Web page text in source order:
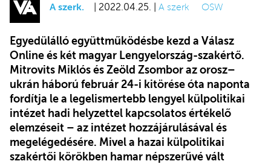
A szerk. | 2022.04.25. | A szerk OSW
Egyedülálló együttműködésbe kezd a Válasz
Online és két magyar Lengyelország-szakértő.
Mitrovits Miklós és Zeöld Zsombor az orosz–
ukrán háború február 24-i kitörése óta naponta
fordítja le a legelismertebb lengyel külpolitikai
intézet hadi helyzettel kapcsolatos értékelő
elemzéseit – az intézet hozzájárulásával és
megelégedésére. Mivel a hazai külpolitikai
szakértői körökben hamar népszerűvé vált